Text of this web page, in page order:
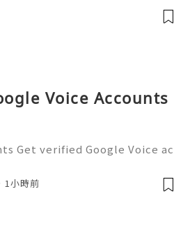
➜ @onlinesellusa 🎮💻
📲🟢📞💬🌍🚀 Wh
Voice Accounts
Get verified Google Voice ac
number while handling pro
1小時前